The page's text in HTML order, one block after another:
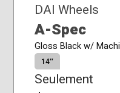
DAI Wheels
A-Spec
Gloss Black w/
14″
Seulement